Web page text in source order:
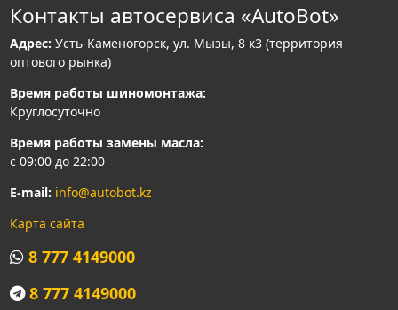
Контакты автосервиса «AutoBot»
Адрес: Усть-Каменогорск, ул. Мызы, 8 к3 (территория
оптового рынка)
Время работы шиномонтажа:
Круглосуточно
Время работы замены масла:
с 09:00 до 22:00
E-mail: info@autobot.kz
Карта сайта
8 777 4149000
8 777 4149000